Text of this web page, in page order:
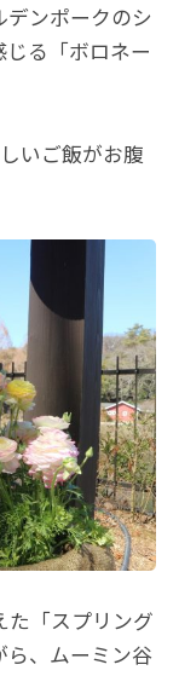
デンポークのシ
る「ボロネー
いご飯がお腹
た「スプリング
ら、ムーミン谷